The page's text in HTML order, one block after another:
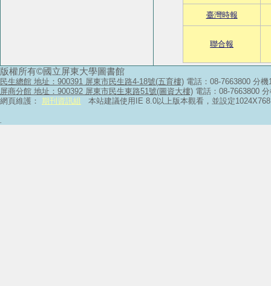
臺灣時報
聯合報
版權所有©國立屏東大學圖書館
民生總館 地址：900391 屏東市民生路4-18號(五育樓) 電話：08-7663800 分
屏商分館 地址：900392 屏東市民生東路51號(圖資大樓) 電話：08-7663800
網頁維護： 期刊資訊組 本站建議使用IE 8.0以上版本觀看，並設定
.